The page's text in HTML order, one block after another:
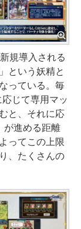
規導入される
という妖精と
っている。毎
じて専用マッ
と、それに応
が進める距離
ってこの上限
、たくさんの